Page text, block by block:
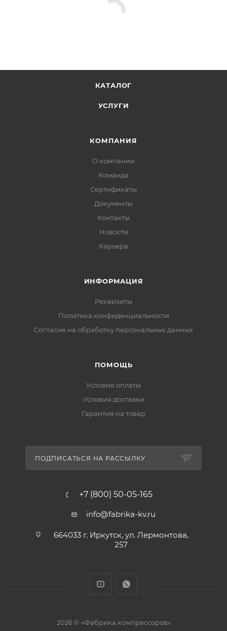
КАТАЛОГ
УСЛУГИ
КОМПАНИЯ
О компании
Команда
Сертификаты
Документы
Контакты
Новости
Карьера
ИНФОРМАЦИЯ
Реквизиты
Политика конфиденциальности
Cогласие на обработку персональных данных
ПОМОЩЬ
Условия оплаты
Условия доставки
Гарантия на товар
ПОДПИСАТЬСЯ НА РАССЫЛКУ
+7 (800) 50-05-165
info@fabrika-kv.ru
664033 г. Иркутск, ул. Лермонтова,
257
2026 © «Фабрика компрессоров»